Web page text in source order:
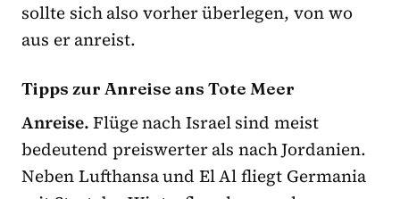
sollte sich also vorher überlegen, von wo
aus er anreist.
Tipps zur Anreise ans Tote Meer
Anreise.Flüge nach Israel sind meist
bedeutend preiswerter als nach Jordanien.
Neben Lufthansa und El Al fliegt Germania